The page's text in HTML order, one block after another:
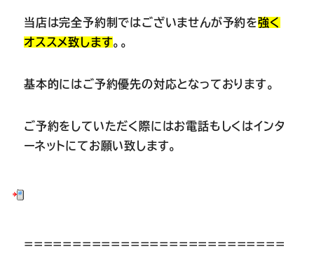
当店は完全予約制ではございませんが予約を強く
オススメ致します。。
基本的にはご予約優先の対応となっております。
ご予約をしていただく際にはお電話もしくはインタ
ーネットにてお願い致します。
===========================